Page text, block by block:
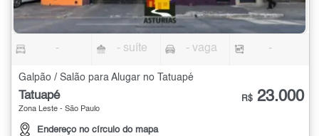
- - suíte - vaga -
Galpão / Salão para Alugar no Tatuapé
Tatuapé
Zona Leste - São Paulo
Endereço no círculo do mapa
R$ 23.000